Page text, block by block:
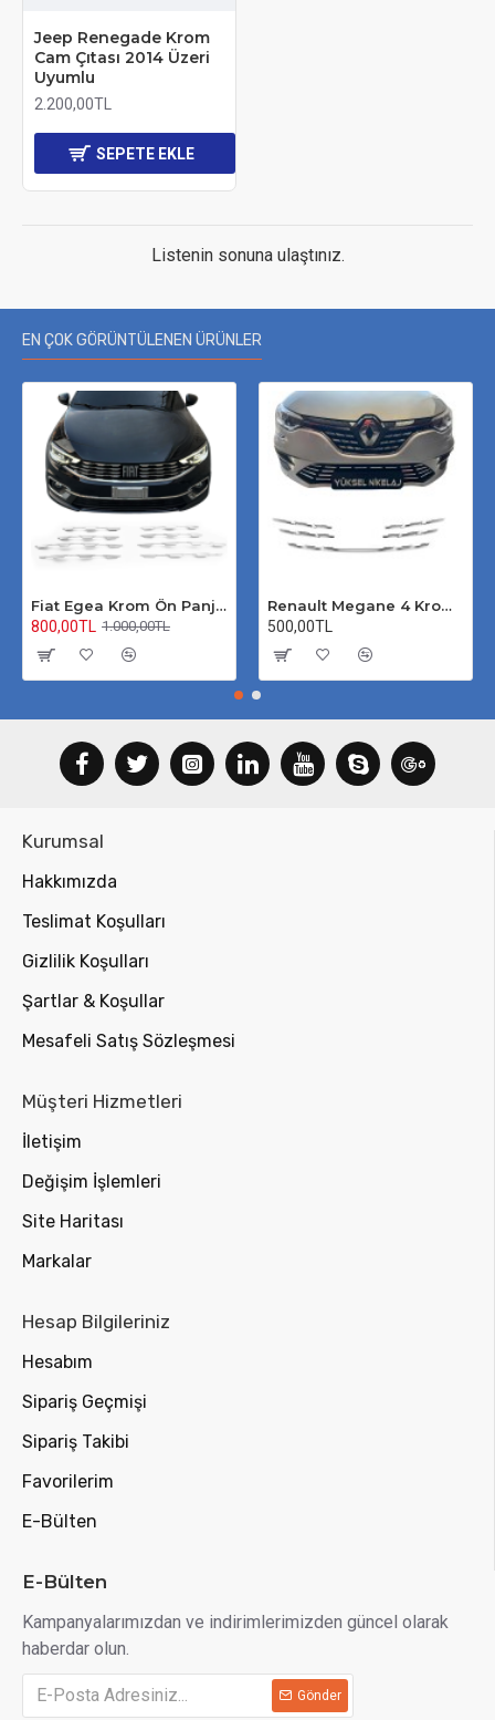
Jeep Renegade Krom
Cam Çıtası 2014 Üzeri
Uyumlu
2.200,00TL
SEPETE EKLE
Listenin sonuna ulaştınız.
EN ÇOK GÖRÜNTÜLENEN ÜRÜNLER
Fiat Egea Krom Ön Panjur 2020 Üzeri Uyumlu
800,00TL 1.000,00TL
Renault Megane 4 Krom Ön Panjur 2020 Üzeri
500,00TL
Kurumsal
Hakkımızda
Teslimat Koşulları
Gizlilik Koşulları
Şartlar & Koşullar
Mesafeli Satış Sözleşmesi
Müşteri Hizmetleri
İletişim
Değişim İşlemleri
Site Haritası
Markalar
Hesap Bilgileriniz
Hesabım
Sipariş Geçmişi
Sipariş Takibi
Favorilerim
E-Bülten
E-Bülten
Kampanyalarımızdan ve indirimlerimizden güncel olarak
haberdar olun.
Gönder